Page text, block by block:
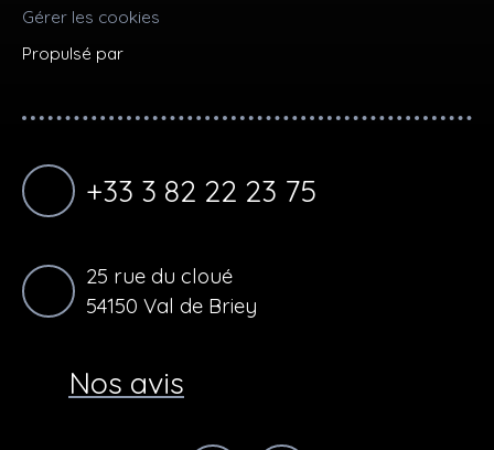
Gérer les cookies
Propulsé par
+33 3 82 22 23 75
25 rue du cloué
54150 Val de Briey
Nos avis